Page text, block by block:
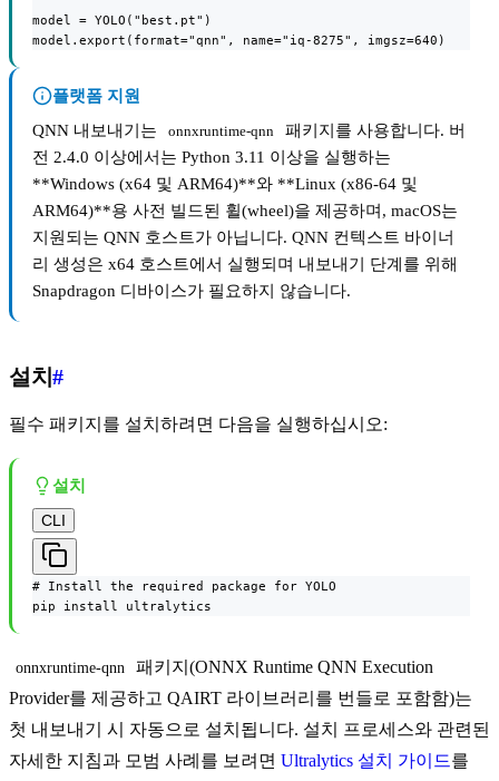
model = YOLO("best.pt")
model.export(format="qnn", name="iq-8275", imgsz=640)
플랫폼 지원
QNN 내보내기는
onnxruntime-qnn
패키지를 사용합니다. 버
전 2.4.0 이상에서는 Python 3.11 이상을 실행하는
**Windows (x64 및 ARM64)**와 **Linux (x86-64 및
ARM64)**용 사전 빌드된 휠(wheel)을 제공하며, macOS는
지원되는 QNN 호스트가 아닙니다. QNN 컨텍스트 바이너
리 생성은 x64 호스트에서 실행되며 내보내기 단계를 위해
Snapdragon 디바이스가 필요하지 않습니다.
설치#
필수 패키지를 설치하려면 다음을 실행하십시오:
설치
CLI
# Install the required package for YOLO
pip install ultralytics
onnxruntime-qnn
패키지(ONNX Runtime QNN Execution
Provider를 제공하고 QAIRT 라이브러리를 번들로 포함함)는
첫 내보내기 시 자동으로 설치됩니다. 설치 프로세스와 관련된
자세한 지침과 모범 사례를 보려면 Ultralytics 설치 가이드를